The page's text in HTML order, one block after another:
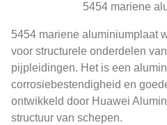
5454 mariene
5454 mariene aluminiumplaat
voor structurele onderdelen
pijpleidingen. Het is een
corrosiebestendigheid en
ontwikkeld door Huawei
structuur van schepen.